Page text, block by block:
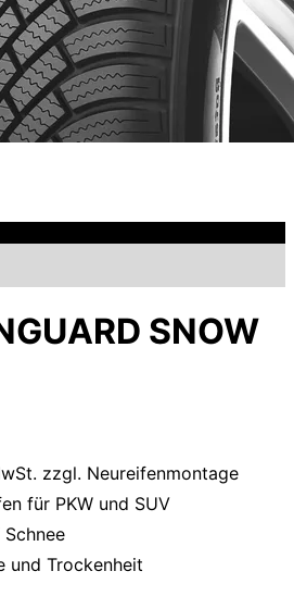
SNOW
zzgl. Neureifenmontage
für PKW und SUV
und Trockenheit